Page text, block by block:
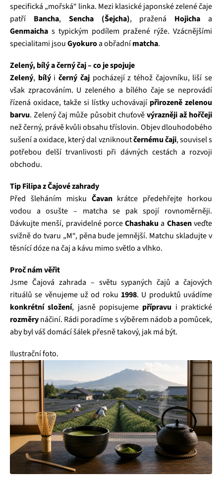
specifická „mořská“ linka. Mezi klasické japonské zelené čaje
patří Bancha, Sencha (Šejcha), pražená Hojicha a
Genmaicha s typickým podílem pražené rýže. Vzácnějšími
specialitami jsouGyokuroa obřadnímatcha.
Zelený, bílý a černý čaj – co je spojuje
Zelený, bílýičerný čajpocházejí z téhož čajovníku, liší se
však zpracováním. U zeleného a bílého čaje se neprovádí
řízená oxidace, takže si lístky uchovávají přirozeně zelenou
barvu. Zelený čaj může působit chuťověvýrazněji až hořčeji
než černý, právě kvůli obsahu tříslovin. Objev dlouhodobého
sušení a oxidace, který dal vzniknoutčernému čaji, souvisel s
potřebou delší trvanlivosti při dávných cestách a rozvoji
obchodu.
Tip Filipa z Čajové zahrady
Před šleháním misku Čavankrátce předehřejte horkou
vodou a osušte – matcha se pak spojí rovnoměrněji.
Dávkujte menší, pravidelné porceChashaku a Chasenveďte
svižně do tvaru „M“, pěna bude jemnější. Matchu skladujte v
těsnící dóze na čaj a kávu mimo světlo a vlhko.
Proč nám věřit
Jsme Čajová zahrada – světu sypaných čajů a čajových
rituálů se věnujeme už od roku 1998. U produktů uvádíme
konkrétní složení, jasně popisujeme přípravu i praktické
rozměrynáčiní. Rádi poradíme s výběrem nádob a pomůcek,
aby byl váš domácí šálek přesně takový, jak má být.
Ilustrační foto.